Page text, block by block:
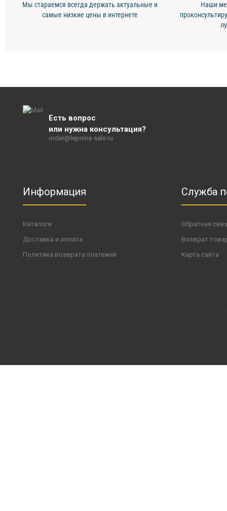
Мы стараемся всегда держать актуальные и
самые низкие цены в интернете
Наши
Есть вопрос
или нужна консультация?
order@lepnina-sale.ru
Информация
Каталоги
Доставка и оплата
Политика возврата платежей
Служба
Обратная
Возврат
Карта сайта